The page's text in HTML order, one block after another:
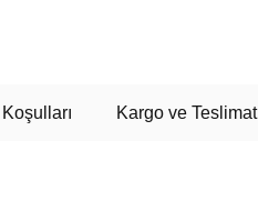
Koşulları Kargo ve Teslimat